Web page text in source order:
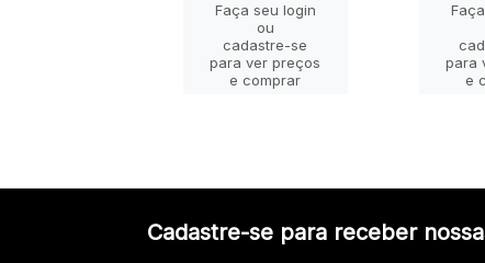
Faça seu login
ou
cadastre-se
para ver preços
e comprar
para
e
Cadastre-se para receber